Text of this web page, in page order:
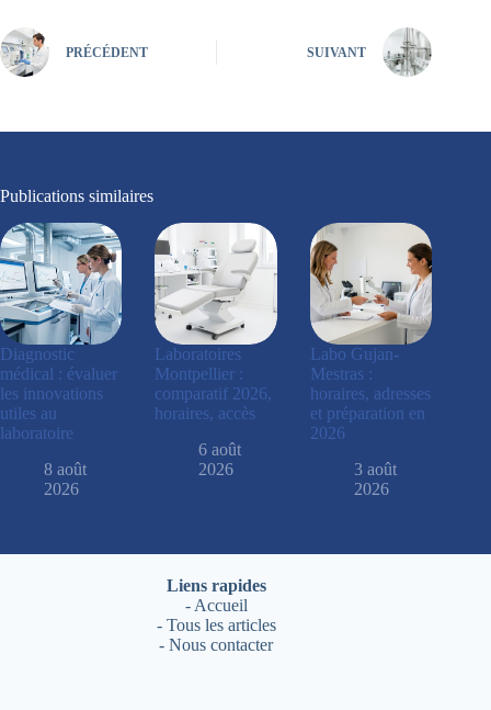
PRÉCÉDENT SUIVANT
Publications similaires
Diagnostic
médical : évaluer
les innovations
utiles au
laboratoire
8 août
2026
Laboratoires
Montpellier :
comparatif 2026,
horaires, accès
6 août
2026
Labo Gujan-
Mestras :
horaires, adresses
et préparation en
2026
3 août
2026
Liens rapides
- Accueil
- Tous les articles
-Nous contacter